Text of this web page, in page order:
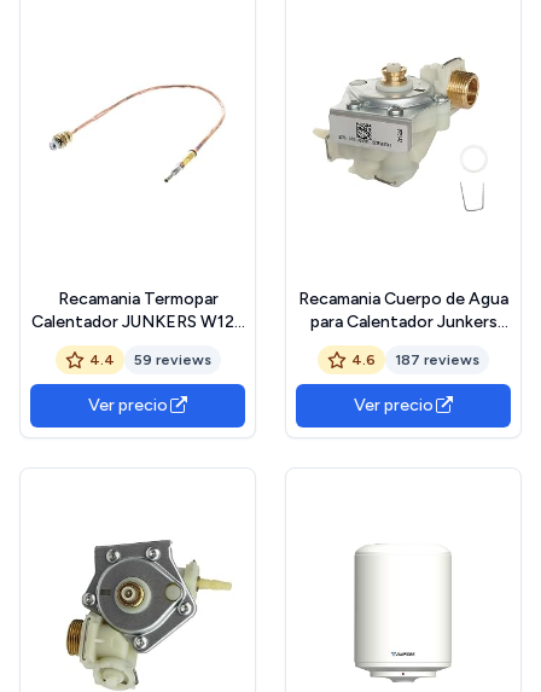
Recamania Termopar
Calentador JUNKERS W125
WR400 8747202212
4.4 59 reviews
Ver precio
Recamania Cuerpo de Agua
para Calentador Junkers
Minimaxx WR11 / WRD11 –
Cod. 8707006286,
8738710118
4.6 187 reviews
Ver precio